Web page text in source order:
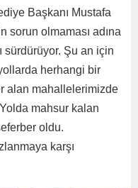
Başkanı Mustafa
sorun olmaması adına
sürdürüyor. Şu an için
herhangi bir
alan mahallelerimizde
mahsur kalan
oldu.
karşı